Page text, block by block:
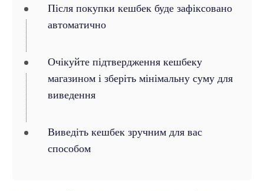
Після покупки кешбек буде зафіксовано
автоматично
Очікуйте підтвердження кешбеку
магазином і зберіть мінімальну суму для
виведення
Виведіть кешбек зручним для вас
способом